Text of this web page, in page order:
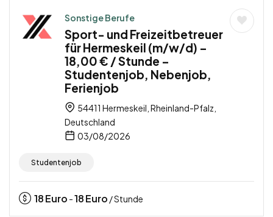
Sonstige Berufe
Sport- und Freizeitbetreuer
für Hermeskeil (m/w/d) –
18,00 € / Stunde –
Studentenjob, Nebenjob,
Ferienjob
54411 Hermeskeil, Rheinland-Pfalz,
Deutschland
03/08/2026
Studentenjob
18Euro -18Euro / Stunde